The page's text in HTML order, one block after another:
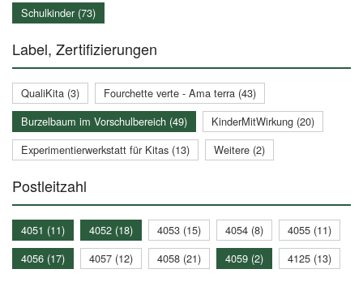
Schulkinder (73)
Label, Zertifizierungen
QualiKita (3)
Fourchette verte - Ama terra (43)
Burzelbaum im Vorschulbereich (49)
KinderMitWirkung (20)
Experimentierwerkstatt für Kitas (13)
Weitere (2)
Postleitzahl
4051 (11) 4052 (18) 4053 (15) 4054 (8)
4055 (11)
4056 (17)
4057 (12) 4058 (21) 4059 (2) 4125 (13)